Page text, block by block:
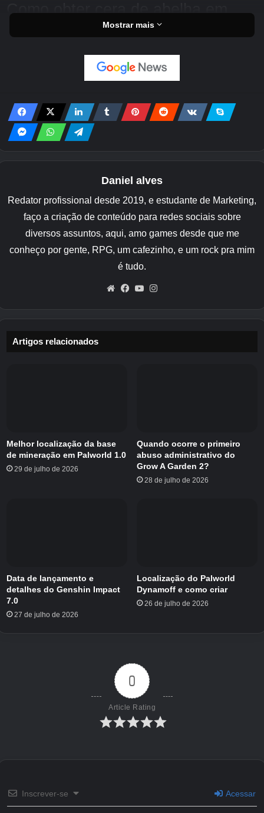
Como obter cera de abelha em
Witchspire
Você pode obter cera de abelha no
R’hyrrgar e Froblin Grunts no Froblin Camp
encontrar esta área marcada no mapa abaixo.
A maneira mais fácil de alcançá-lo é esperar
até desbloquear a vassoura e então voar até
depois de visitar Timberline Basin.
Quando você estiver neste local, simplesmente
ataque os Froblins no acampamento Froblin e
pelo menos um deles deverá derrubar cera de
de materiais. Dito isso, se você não conseguir
deste acampamento para funcionar como um
ponto de viagem rápida, facilitando o retorno
aqui sempre que precisar cultivar mais cera de
Isso é tudo por enquanto. Se você estiver
procurando por mais ajuda do Witchspire,
confira nossas páginas que mostram como
Mostrar mais
Daniel alves
Redator profissional desde 2019, e estudante de Marketing,
faço a criação de conteúdo para redes sociais sobre
diversos assuntos, aqui, amo games desde que me
conheço por gente, RPG, um cafezinho, e um rock pra mim
é tudo.
WebsiteFacebook
YouTube
Artigos relacionados
Melhor localização da base
de mineração em Palworld 1.0
29 de julho de 2026
Quando ocorre o primeiro
abuso administrativo do
Grow A Garden 2?
28 de julho de 2026
Data de lançamento e
detalhes do Genshin Impact
7.0
27 de julho de 2026
Localização do Palworld
Dynamoff e como criar
26 de julho de 2026
0
Article Rating
Inscrever-se Acessar